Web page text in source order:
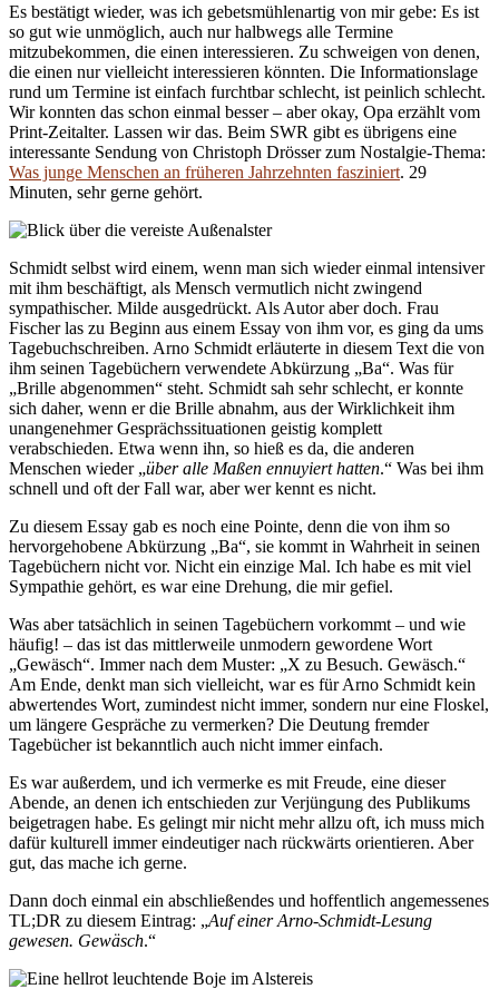
Es bestätigt wieder, was ich gebetsmühlenartig von mir gebe: Es ist
so gut wie unmöglich, auch nur halbwegs alle Termine
mitzubekommen, die einen interessieren. Zu schweigen von denen,
die einen nur vielleicht interessieren könnten. Die Informationslage
rund um Termine ist einfach furchtbar schlecht, ist peinlich schlecht.
Wir konnten das schon einmal besser – aber okay, Opa erzählt vom
Print-Zeitalter. Lassen wir das. Beim SWR gibt es übrigens eine
interessante Sendung von Christoph Drösser zum Nostalgie-Thema:
Was junge Menschen an früheren Jahrzehnten fasziniert. 29
Minuten, sehr gerne gehört.
Schmidt selbst wird einem, wenn man sich wieder einmal intensiver
mit ihm beschäftigt, als Mensch vermutlich nicht zwingend
sympathischer. Milde ausgedrückt. Als Autor aber doch. Frau
Fischer las zu Beginn aus einem Essay von ihm vor, es ging da ums
Tagebuchschreiben. Arno Schmidt erläuterte in diesem Text die von
ihm seinen Tagebüchern verwendete Abkürzung „Ba“. Was für
„Brille abgenommen“ steht. Schmidt sah sehr schlecht, er konnte
sich daher, wenn er die Brille abnahm, aus der Wirklichkeit ihm
unangenehmer Gesprächssituationen geistig komplett
verabschieden. Etwa wenn ihn, so hieß es da, die anderen
Menschen wieder „über alle Maßen ennuyiert hatten.“ Was bei ihm
schnell und oft der Fall war, aber wer kennt es nicht.
Zu diesem Essay gab es noch eine Pointe, denn die von ihm so
hervorgehobene Abkürzung „Ba“, sie kommt in Wahrheit in seinen
Tagebüchern nicht vor. Nicht ein einzige Mal. Ich habe es mit viel
Sympathie gehört, es war eine Drehung, die mir gefiel.
Was aber tatsächlich in seinen Tagebüchern vorkommt – und wie
häufig! – das ist das mittlerweile unmodern gewordene Wort
„Gewäsch“. Immer nach dem Muster: „X zu Besuch. Gewäsch.“
Am Ende, denkt man sich vielleicht, war es für Arno Schmidt kein
abwertendes Wort, zumindest nicht immer, sondern nur eine Floskel,
um längere Gespräche zu vermerken? Die Deutung fremder
Tagebücher ist bekanntlich auch nicht immer einfach.
Es war außerdem, und ich vermerke es mit Freude, eine dieser
Abende, an denen ich entschieden zur Verjüngung des Publikums
beigetragen habe. Es gelingt mir nicht mehr allzu oft, ich muss mich
dafür kulturell immer eindeutiger nach rückwärts orientieren. Aber
gut, das mache ich gerne.
Dann doch einmal ein abschließendes und hoffentlich angemessenes
TL;DR zu diesem Eintrag: „Auf einer Arno-Schmidt-Lesung
gewesen. Gewäsch.“